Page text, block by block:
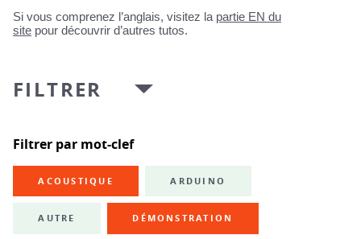
Si vous comprenez l’anglais, visitez la partie EN du
site pour découvrir d’autres tutos.
FILTRER
Filtrer par mot-clef
ACOUSTIQUE ARDUINO
AUTRE DÉMONSTRATION